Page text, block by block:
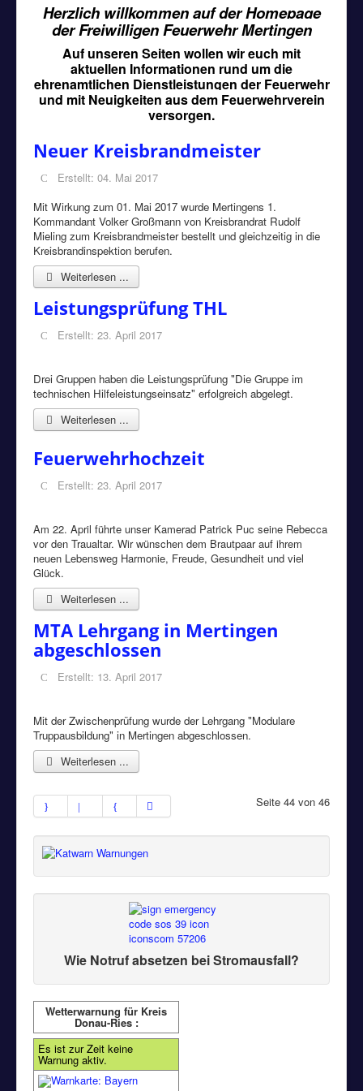
Herzlich willkommen auf der Homepage
der Freiwilligen Feuerwehr Mertingen
Auf unseren Seiten wollen wir euch mit
aktuellen Informationen rund um die
ehrenamtlichen Dienstleistungen der Feuerwehr
und mit Neuigkeiten aus dem Feuerwehrverein
versorgen.
Neuer Kreisbrandmeister
Erstellt: 04. Mai 2017
Mit Wirkung zum 01. Mai 2017 wurde Mertingens 1.
Kommandant Volker Großmann von Kreisbrandrat Rudolf
Mieling zum Kreisbrandmeister bestellt und gleichzeitig in die
Kreisbrandinspektion berufen.
Weiterlesen ...
Leistungsprüfung THL
Erstellt: 23. April 2017
Drei Gruppen haben die Leistungsprüfung "Die Gruppe im
technischen Hilfeleistungseinsatz" erfolgreich abgelegt.
Weiterlesen ...
Feuerwehrhochzeit
Erstellt: 23. April 2017
Am 22. April führte unser Kamerad Patrick Puc seine Rebecca
vor den Traualtar. Wir wünschen dem Brautpaar auf ihrem
neuen Lebensweg Harmonie, Freude, Gesundheit und viel
Glück.
Weiterlesen ...
MTA Lehrgang in Mertingen
abgeschlossen
Erstellt: 13. April 2017
Mit der Zwischenprüfung wurde der Lehrgang "Modulare
Truppausbildung" in Mertingen abgeschlossen.
Weiterlesen ...
Seite 44 von 46
Wie Notruf absetzen bei Stromausfall?
Wetterwarnung für Kreis
Donau-Ries :
Es ist zur Zeit keine
Warnung aktiv.